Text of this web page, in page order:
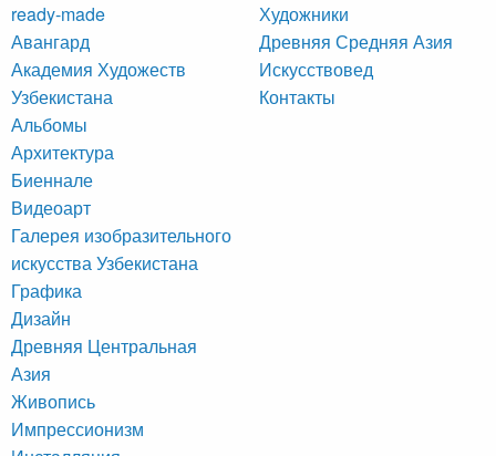
ready-made
Авангард
Академия Художеств
Узбекистана
Альбомы
Архитектура
Биеннале
Видеоарт
Галерея изобразительного
искусства Узбекистана
Графика
Дизайн
Древняя Центральная
Азия
Живопись
Импрессионизм
Художники
Древняя Средняя Азия
Искусствовед
Контакты